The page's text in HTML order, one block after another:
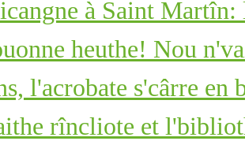
à Saint Martîn:
heuthe! Nou
l'acrobate s'cârre en
rîncliote et